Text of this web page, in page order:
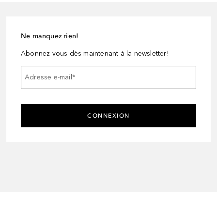
Ne manquez rien!
Abonnez-vous dès maintenant à la newsletter!
Adresse e-mail*
CONNEXION